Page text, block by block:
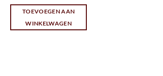
TOEVOEGEN AAN
WINKELWAGEN